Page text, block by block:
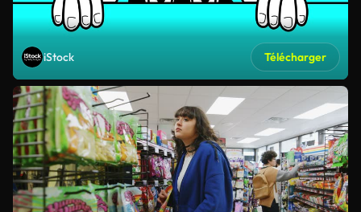
iStock Télécharger